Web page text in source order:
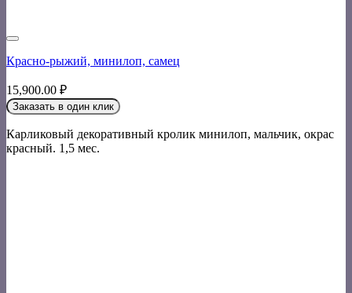
Красно-рыжий, минилоп, самец
15,900.00 ₽
Заказать в один клик
Карликовый декоративный кролик минилоп, мальчик, окрас
красный. 1,5 мес.